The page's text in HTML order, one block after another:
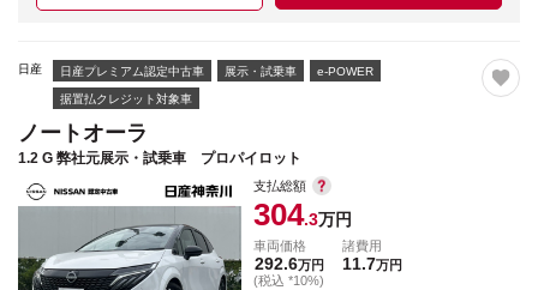
日産 日産プレミアム認定中古車 展示・試乗車 e-POWER
据置払クレジット対象車
ノートオーラ
1.2 G 弊社元展示・試乗車 プロパイロット
支払総額
304.3万円
車両価格
292.6万円
(税込 *10%)
諸費用
11.7万円